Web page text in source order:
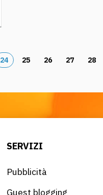
24 25 26 27 28
SERVIZI
Pubblicità
Guest blogging